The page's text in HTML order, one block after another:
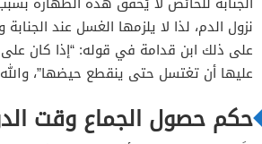
نزول الدم، لذا لا يلزمها الغسل عند
على ذلك ابن قدامة في قوله: “إذا كان
عليها أن تغتسل حتى ينقطع حيضها”،
حكم حصول الجماع وقت